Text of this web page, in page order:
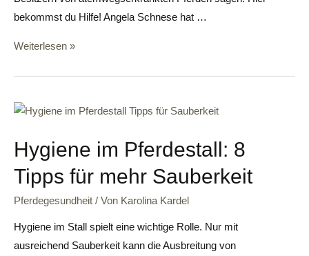
bekommst du Hilfe! Angela Schnese hat …
Weiterlesen »
Hygiene im Pferdestall: 8
Tipps für mehr Sauberkeit
Pferdegesundheit / Von Karolina Kardel
Hygiene im Stall spielt eine wichtige Rolle. Nur mit
ausreichend Sauberkeit kann die Ausbreitung von